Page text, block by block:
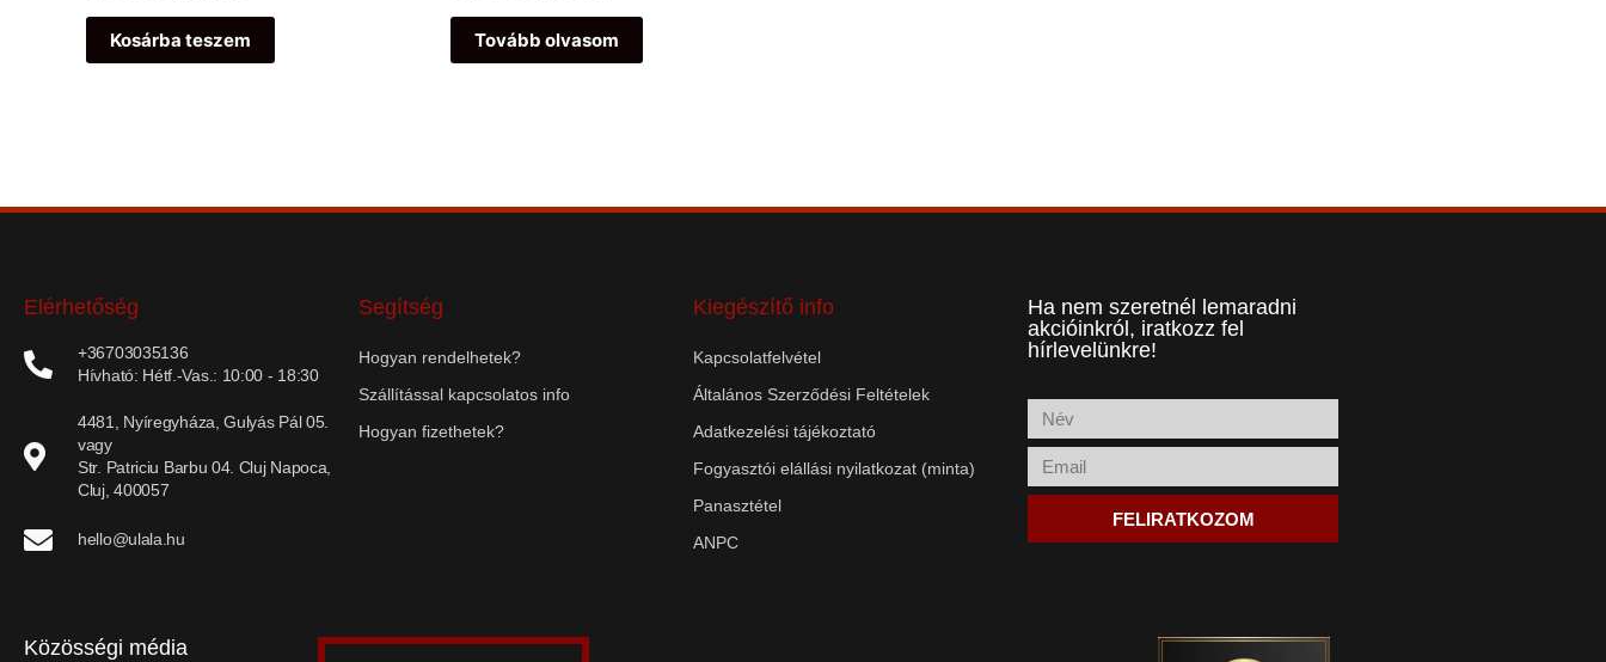
/
Kosárba teszem
/
Tovább olvasom
Elérhetőség
+36703035136
Hívható: Hétf.-Vas.: 10:00 - 18:30
4481, Nyíregyháza, Gulyás Pál 05.
vagy
Str. Patriciu Barbu 04. Cluj Napoca,
Cluj, 400057
hello@ulala.hu
Segítség
Hogyan rendelhetek?
Szállítással kapcsolatos info
Hogyan fizethetek?
Kiegészítő info
Kapcsolatfelvétel
Általános Szerződési Feltételek
Adatkezelési tájékoztató
Fogyasztói elállási nyilatkozat (minta)
Panasztétel
ANPC
Ha nem szeretnél lemaradni
akcióinkról, iratkozz fel
hírlevelünkre!
FELIRATKOZOM
Közösségi média